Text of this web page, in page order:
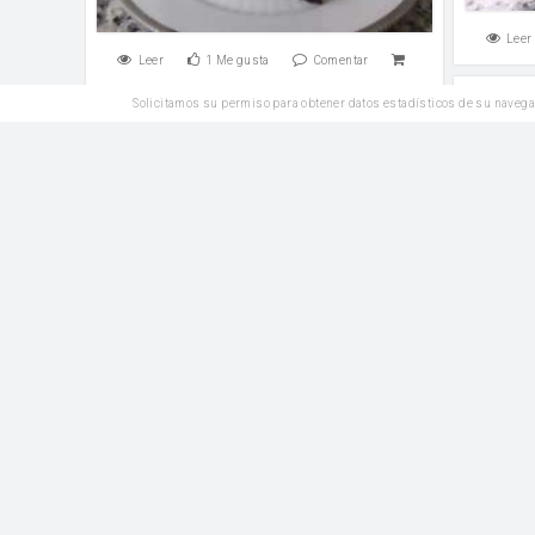
Leer 1 Me gusta Comentar
Leer
Solicitamos su permiso para obtener datos estadísticos de su